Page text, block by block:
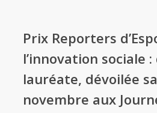
Prix Reporters
l’innovation sociale
lauréate, dévoilée
novembre aux